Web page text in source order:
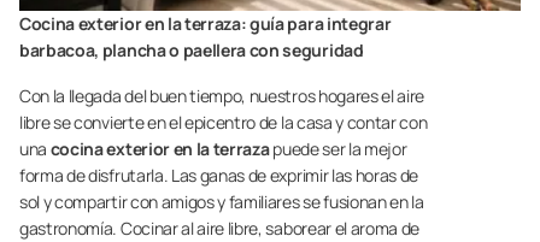
Cocina exterior en la terraza: guía para integrar
barbacoa, plancha o paellera con seguridad
Con la llegada del buen tiempo, nuestros hogares el aire
libre se convierte en el epicentro de la casa y contar con
una cocina exterior en la terrazapuede ser la mejor
forma de disfrutarla. Las ganas de exprimir las horas de
sol y compartir con amigos y familiares se fusionan en la
gastronomía. Cocinar al aire libre, saborear el aroma de